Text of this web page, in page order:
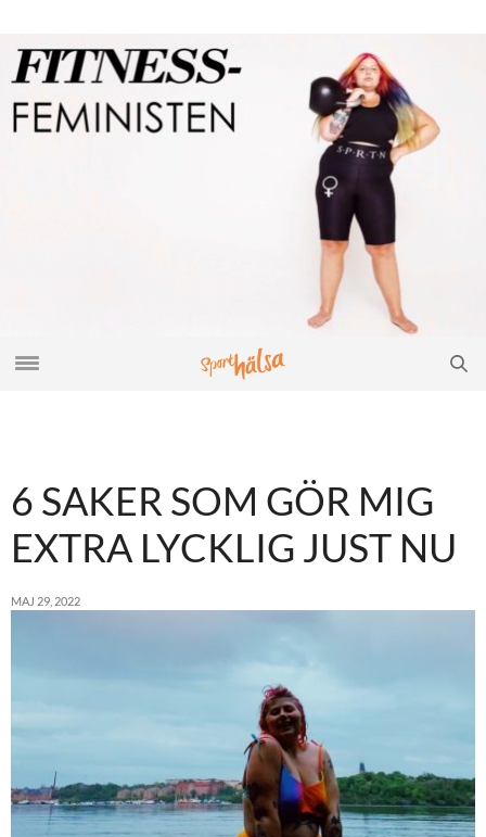
6 SAKER SOM GÖR MIG
EXTRA LYCKLIG JUST NU
MAJ 29, 2022